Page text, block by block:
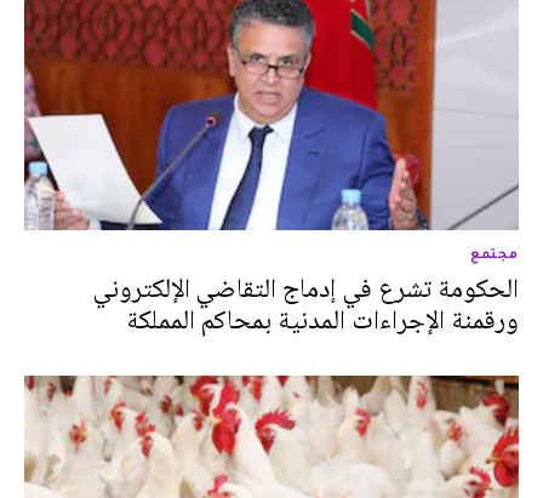
مجتمع
الحكومة تشرع في إدماج التقاضي الإلكتروني
ورقمنة الإجراءات المدنية بمحاكم المملكة